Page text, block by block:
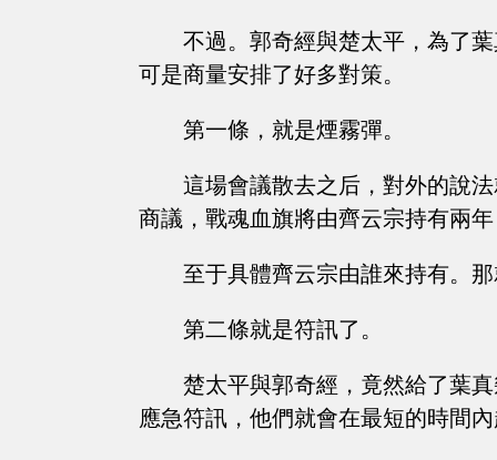
不過。郭奇經與楚太平，為了
可是商量安排了好多對策。
第一條，就是煙霧彈。
這場會議散去之后，對外的說
商議，戰魂血旗將由齊云宗持有兩
至于具體齊云宗由誰來持有。
第二條就是符訊了。
楚太平與郭奇經，竟然給了葉
應急符訊，他們就會在最短的時間